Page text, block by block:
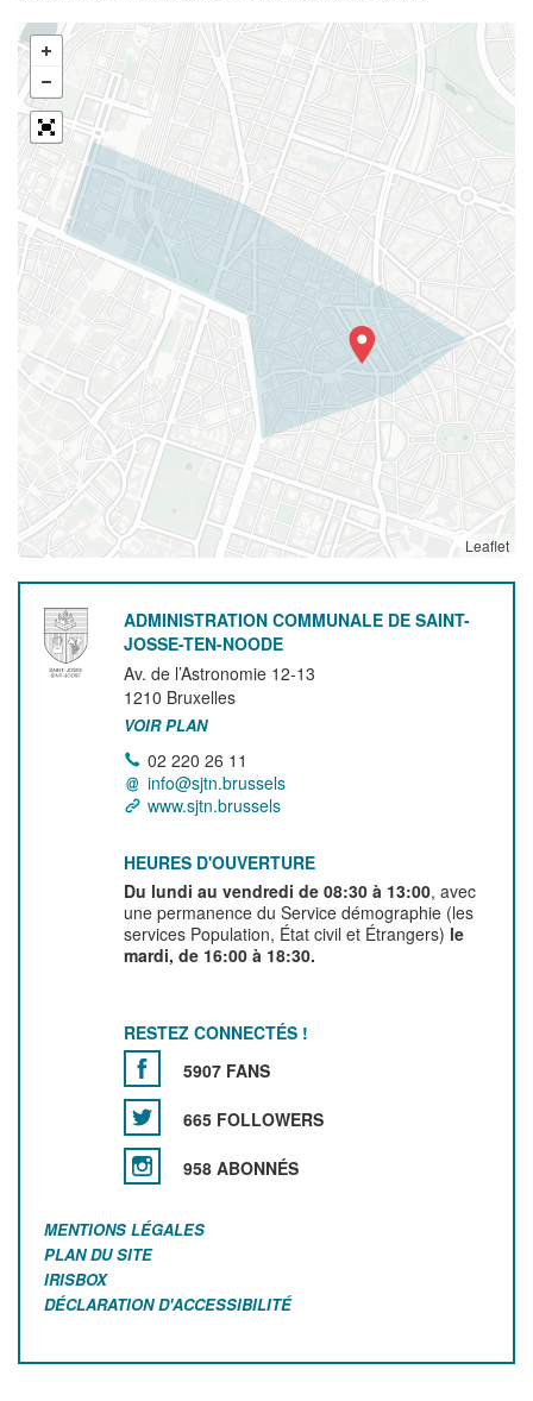
Leaflet
ADMINISTRATION COMMUNALE DE SAINT-
JOSSE-TEN-NOODE
Av. de l’Astronomie 12-13
1210 Bruxelles
VOIR PLAN
02 220 26 11
info@sjtn.brussels
www.sjtn.brussels
HEURES D'OUVERTURE
Du lundi au vendredi de 08:30 à 13:00, avec
une permanence du Service démographie (les
services Population, État civil et Étrangers) le
mardi, de 16:00 à 18:30.
RESTEZ CONNECTÉS !
5907 FANS
665 FOLLOWERS
958 ABONNÉS
MENTIONS LÉGALES
PLAN DU SITE
IRISBOX
DÉCLARATION D'ACCESSIBILITÉ